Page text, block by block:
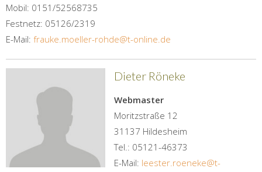
Mobil: 0151/52568735
Festnetz: 05126/2319
E-Mail: frauke.moeller-rohde@t-online.de
Dieter Röneke
Webmaster
Moritzstraße 12
31137 Hildesheim
Tel.: 05121-46373
E-Mail: leester.roeneke@t-